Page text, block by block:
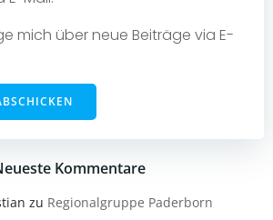
mich über neue Beiträge via E-
Kommentare
zu Regionalgruppe Paderborn